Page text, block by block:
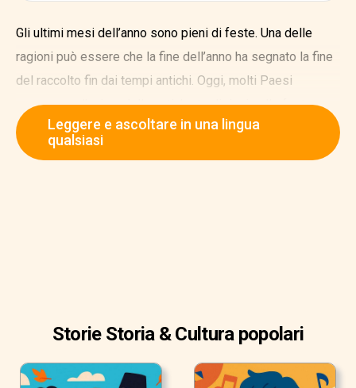
Gli ultimi mesi dell’anno sono pieni di feste. Una delle
ragioni può essere che la fine dell’anno ha segnato la fine
del raccolto fin dai tempi antichi. Oggi, molti Paesi
preservano l’anima delle antiche tradizioni nelle feste
moderne. Oggi daremo un’occhiata ad alcune delle feste
più popolari in giro per il mondo.
Leggere e ascoltare in una lingua
qualsiasi
Storie Storia & Cultura popolari